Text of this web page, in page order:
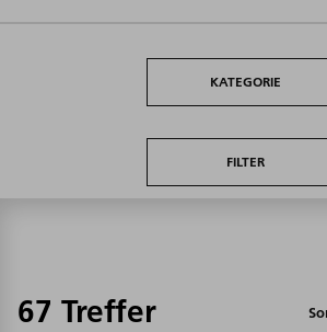
KATEGORIE
FILTER
67 Treffer